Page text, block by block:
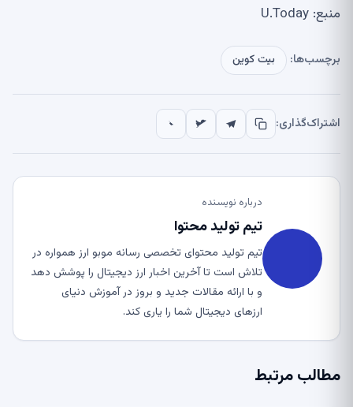
منبع: U.Today
برچسب‌ها: بیت کوین
اشتراک‌گذاری:
درباره نویسنده
تیم تولید محتوا
تیم تولید محتوای تخصصی رسانه موبو ارز همواره در
تلاش است تا آخرین اخبار ارز دیجیتال را پوشش دهد
و با ارائه مقالات جدید و بروز در آموزش دنیای
ارزهای دیجیتال شما را یاری کند.
مطالب مرتبط